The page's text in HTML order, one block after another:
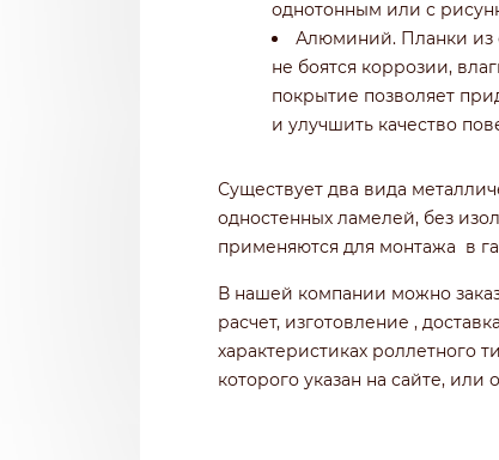
однотонным или с
Алюминий. Планки из
не боятся коррозии,
покрытие позволяет
и улучшить качество
Существует два вида
одностенных ламелей, без
применяются для монтажа в
В нашей компании можно
расчет, изготовление ,
характеристиках роллетного
которого указан на сайте, или